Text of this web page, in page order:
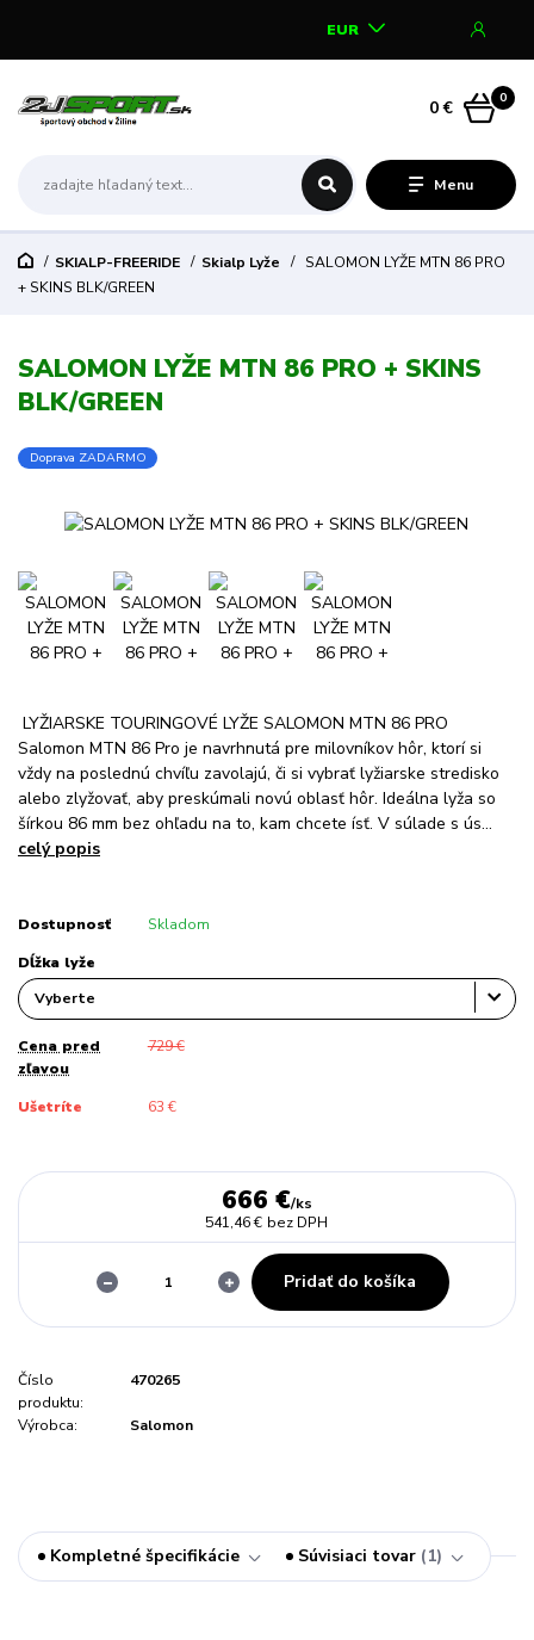
Menu
EUR
0
0 €
SKIALP-FREERIDE Skialp Lyže
SALOMON LYŽE MTN 86 PRO
+ SKINS BLK/GREEN
SALOMON LYŽE MTN 86 PRO + SKINS
BLK/GREEN
Doprava ZADARMO
LYŽIARSKE TOURINGOVÉ LYŽE SALOMON MTN 86 PRO
Salomon MTN 86 Pro je navrhnutá pre milovníkov hôr, ktorí si
vždy na poslednú chvíľu zavolajú, či si vybrať lyžiarske stredisko
alebo zlyžovať, aby preskúmali novú oblasť hôr. Ideálna lyža so
šírkou 86 mm bez ohľadu na to, kam chcete ísť. V súlade s ús...
celý popis
Dostupnosť Skladom
Dĺžka lyže
Cena pred
zľavou
729 €
Ušetríte 63 €
666 €/ks
541,46 € bez DPH
Pridať do košíka
Číslo
produktu:
470265
Výrobca: Salomon
Kompletné špecifikácie Súvisiaci tovar 1